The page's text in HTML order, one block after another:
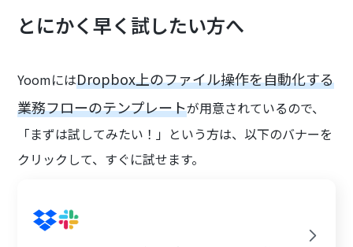
とにかく早く試したい方へ
YoomにはDropbox上のファイル操作を自動化する
業務フローのテンプレートが用意されているので、
「まずは試してみたい！」という方は、以下のバナーを
クリックして、すぐに試せます。